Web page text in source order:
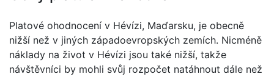
Platové ohodnocení v Hévízi, Maďarsku, je obecně
nižší než v jiných západoevropských zemích. Nicméně
náklady na život v Hévízi jsou také nižší, takže
návštěvníci by mohli svůj rozpočet natáhnout dále než